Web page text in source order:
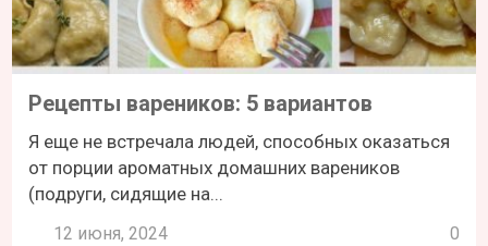
Рецепты вареников: 5 вариантов
Я еще не встречала людей, способных оказаться
от порции ароматных домашних вареников
(подруги, сидящие на...
12 июня, 2024 0